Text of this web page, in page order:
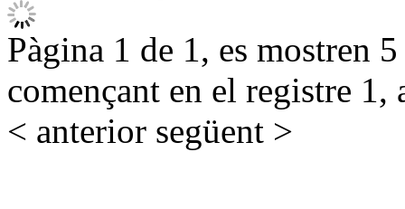
Pàgina 1 de 1, es mostren
començant en el registre 1,
< anterior següent >